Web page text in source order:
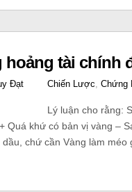
hoảng tài chính
Đạt Chiến Lược, Chứng
Lý luận cho rằng:
Quá khứ có bản vị vàng –
dầu, chứ cần Vàng làm méo